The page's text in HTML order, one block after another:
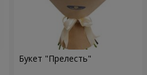
Букет "Прелесть"